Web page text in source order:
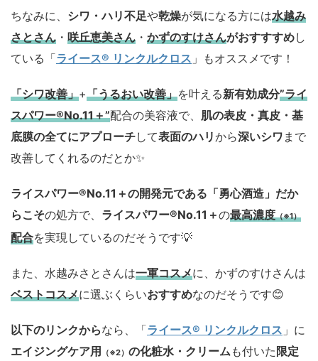
ちなみに、 シワ・ハリ不足や乾燥が気になる方には水越み
さとさん ・ 咲丘恵美さん ・ かずのすけさんがおすすすめし
ている「ライース® リンクルクロス 」もオススメです！
「シワ改善」+「うるおい改善」を叶える新有効成分”ライ
スパワー®No.11＋”配合の美容液で、 肌の表皮・真皮・基
底膜の全てにアプローチして表面のハリから深いシワ まで
改善してくれるのだとか✨
ライスパワー®No.11＋の開発元である「勇心酒造」 だか
らこその処方で、 ライスパワー®No.11＋の最高濃度（※1）
配合を実現しているのだそうです💡
また、水越みさとさんは一軍コスメに、かずのすけさんは
ベストコスメに選ぶくらいおすすめなのだそうです😊
以下のリンクからなら、「ライース® リンクルクロス 」に
エイジングケア用
（※2） の化粧水・クリームも付いた 限定